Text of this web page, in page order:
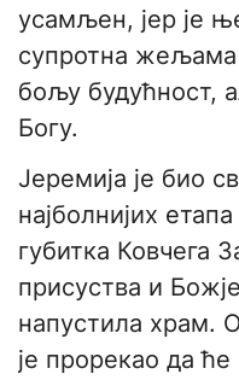
усамљен, јер је
супротна
бољу будућност,
Богу.
Јеремија је био
најболнијих
губитка Ковчега
присуства и
напустила храм.
је прорекао да